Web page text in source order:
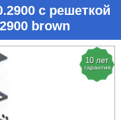
с решеткой
brown
10 лет
гарантия